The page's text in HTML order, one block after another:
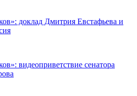
доклад Дмитрия Евстафьева и
видеоприветствие сенатора